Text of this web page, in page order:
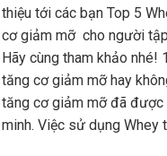
thiệu tới các bạn Top 5
cơ giảm mỡ cho người
Hãy cùng tham khảo nhé!
tăng cơ giảm mỡ hay
tăng cơ giảm mỡ đã được
minh. Việc sử dụng Whey